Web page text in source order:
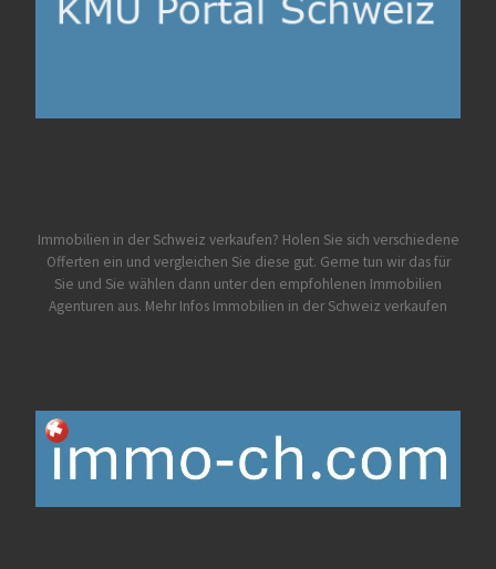
Immobilien in der Schweiz verkaufen? Holen Sie sich verschiedene
Offerten ein und vergleichen Sie diese gut. Gerne tun wir das für
Sie und Sie wählen dann unter den empfohlenen Immobilien
Agenturen aus. Mehr Infos Immobilien in der Schweiz verkaufen